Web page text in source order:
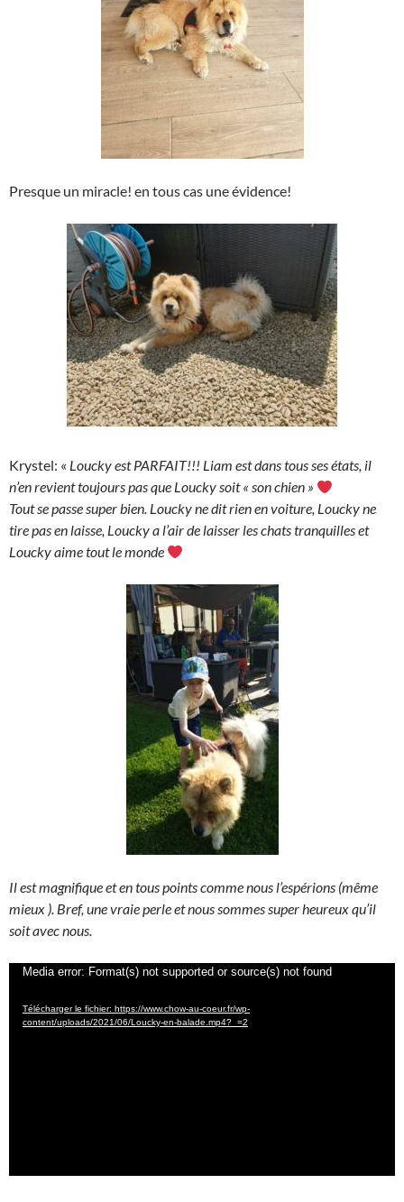
Presque un miracle! en tous cas une évidence!
Krystel: « Loucky est PARFAIT!!! Liam est dans tous ses états, il
n’en revient toujours pas que Loucky soit « son chien »
Tout se passe super bien. Loucky ne dit rien en voiture, Loucky ne
tire pas en laisse, Loucky a l’air de laisser les chats tranquilles et
Loucky aime tout le monde
Il est magnifique et en tous points comme nous l’espérions (même
mieux ). Bref, une vraie perle et nous sommes super heureux qu’il
soit avec nous.
Lecteur
Media error: Format(s) not supported or source(s) not found
Télécharger le fichier: https://www.chow-au-coeur.fr/wp-
content/uploads/2021/06/Loucky-en-balade.mp4?_=2